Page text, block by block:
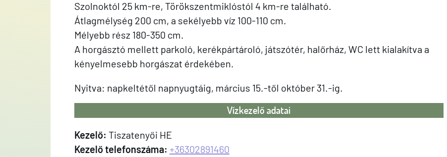
Szolnoktól 25 km-re, Törökszentmiklóstól 4 km-re található.
Átlagmélység 200 cm, a sekélyebb víz 100-110 cm.
Mélyebb rész 180-350 cm.
A horgásztó mellett parkoló, kerékpártároló, játszótér, halőrház, WC lett kialakítva a
kényelmesebb horgászat érdekében.
Nyitva: napkeltétől napnyugtáig, március 15.-től október 31.-ig.
Vízkezelő adatai
Kezelő: Tiszatenyői HE
Kezelő telefonszáma: +36302891460